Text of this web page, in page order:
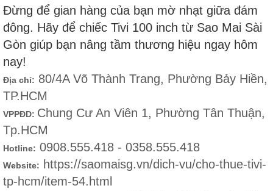
Đừng để gian hàng của bạn mờ nhạt giữa đám
đông. Hãy để chiếc Tivi 100 inch từ Sao Mai Sài
Gòn giúp bạn nâng tầm thương hiệu ngay hôm
nay!
Địa chỉ: 80/4A Võ Thành Trang, Phường Bảy Hiền,
TP.HCM
VPPĐD: Chung Cư An Viên 1, Phường Tân Thuận,
Tp.HCM
Hotline: 0908.555.418 - 0358.555.418
Website:
https://saomaisg.vn/dich-vu/cho-thue-tivi-
tp-hcm/item-54.html